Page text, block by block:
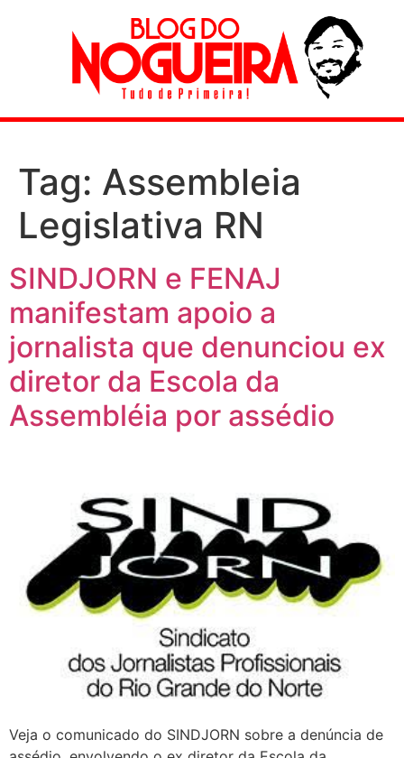
Tag: Assembleia
Legislativa RN
SINDJORN e FENAJ
manifestam apoio a
jornalista que denunciou ex
diretor da Escola da
Assembléia por assédio
Veja o comunicado do SINDJORN sobre a denúncia de